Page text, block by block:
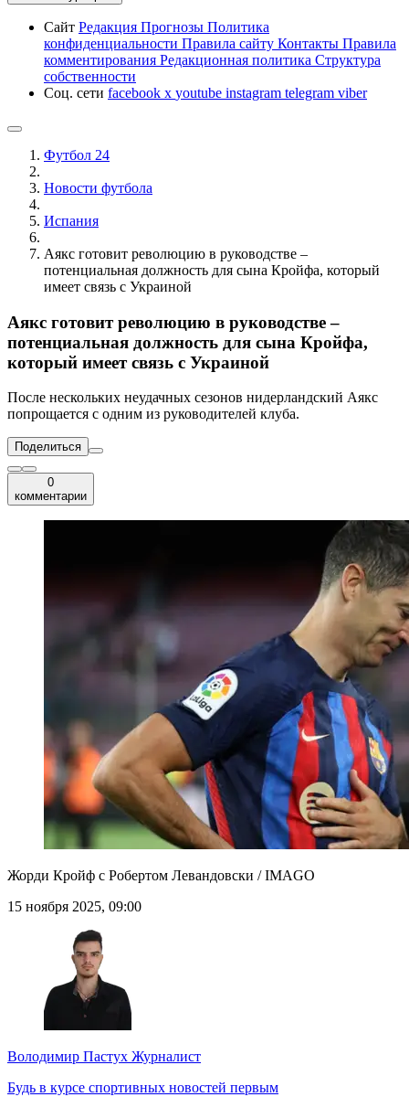
Сайт Редакция Прогнозы Политика
конфиденциальности Правила сайту Контакты Правила
комментирования Редакционная политика Структура
собственности
Соц. сети facebook x youtube instagram telegram viber
Футбол 24
Новости футбола
Испания
Аякс готовит революцию в руководстве –
потенциальная должность для сына Кройфа, который
имеет связь с Украиной
Аякс готовит революцию в руководстве –
потенциальная должность для сына Кройфа,
который имеет связь с Украиной
После нескольких неудачных сезонов нидерландский Аякс
попрощается с одним из руководителей клуба.
Поделиться
0
комментарии
Жорди Кройф с Робертом Левандовски / IMAGO
15 ноября 2025, 09:00
Володимир Пастух Журналист
Будь в курсе спортивных новостей первым